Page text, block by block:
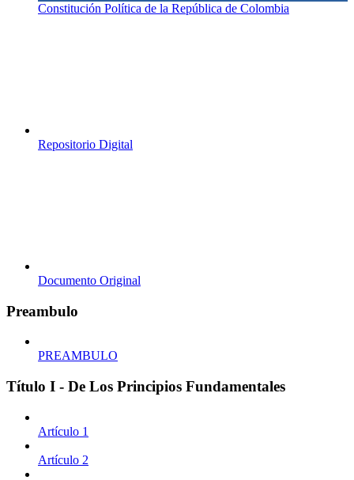
Constitución Política de la República de Colombia
Repositorio Digital
Documento Original
Preambulo
PREAMBULO
Título I - De Los Principios Fundamentales
Artículo 1
Artículo 2